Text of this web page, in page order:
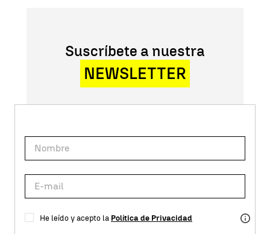
Suscríbete a nuestra
NEWSLETTER
He leído y acepto la Política de Privacidad